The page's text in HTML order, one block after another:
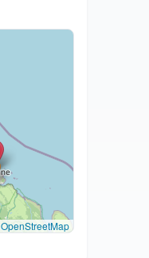
OpenStreetMap